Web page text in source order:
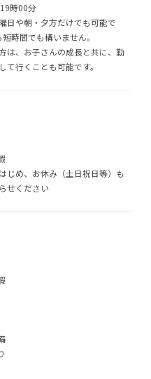
時00分
日や朝・夕方だけでも可能で
時間でも構いません。
は、お子さんの成長と共に、勤
て行くことも可能です。
じめ、お休み（土日祝日等）も
せください